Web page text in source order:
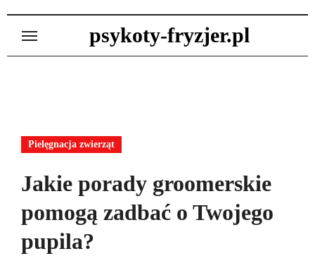
psykoty-fryzjer.pl
Pielęgnacja zwierząt
Jakie porady groomerskie
pomogą zadbać o Twojego
pupila?